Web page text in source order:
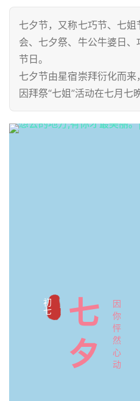
七夕节，又称七巧节、七
会、七夕祭、牛公牛婆日
节日。
七夕节由星宿崇拜衍化而来
因拜祭“七姐”活动在七月七
初七
七
夕
因
你
怦
然
心
动